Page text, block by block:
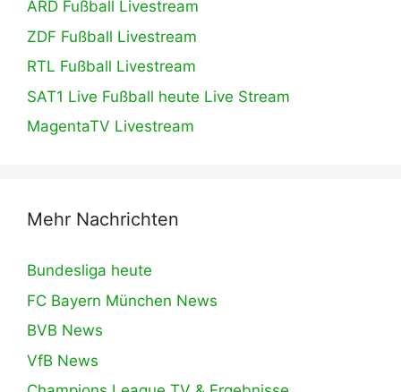
ARD Fußball Livestream
ZDF Fußball Livestream
RTL Fußball Livestream
SAT1 Live Fußball heute Live Stream
MagentaTV Livestream
Mehr Nachrichten
Bundesliga heute
FC Bayern München News
BVB News
VfB News